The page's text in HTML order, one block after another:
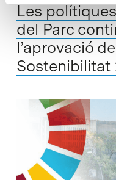
Les
del Parc
l’aprovació
Sostenibilitat